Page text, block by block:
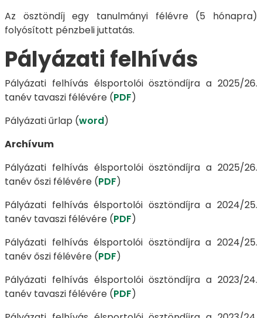
Az ösztöndíj egy tanulmányi félévre (5 hónapra)
folyósított pénzbeli juttatás.
Pályázati felhívás
Pályázati felhívás élsportolói ösztöndíjra a 2025/26.
tanév tavaszi félévére (PDF)
Pályázati űrlap (word)
Archívum
Pályázati felhívás élsportolói ösztöndíjra a 2025/26.
tanév őszi félévére (PDF)
Pályázati felhívás élsportolói ösztöndíjra a 2024/25.
tanév tavaszi félévére (PDF)
Pályázati felhívás élsportolói ösztöndíjra a 2024/25.
tanév őszi félévére (PDF)
Pályázati felhívás élsportolói ösztöndíjra a 2023/24.
tanév tavaszi félévére (PDF)